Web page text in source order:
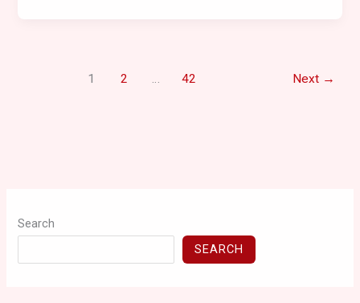
1 2 … 42 Next →
Search
SEARCH